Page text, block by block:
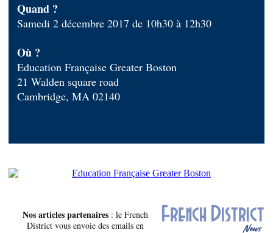
Quand ?
Samedi 2 décembre 2017 de 10h30 à 12h30
Où ?
Education Française Greater Boston
21 Walden square road
Cambridge, MA 02140
Nos articles partenaires: le French
District vous envoie des emails en